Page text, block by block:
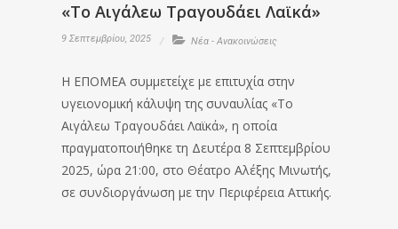
«Το Αιγάλεω Τραγουδάει Λαϊκά»
9 Σεπτεμβρίου, 2025 Νέα - Ανακοινώσεις
Η ΕΠΟΜΕΑ συμμετείχε με επιτυχία στην
υγειονομική κάλυψη της συναυλίας «Το
Αιγάλεω Τραγουδάει Λαϊκά», η οποία
πραγματοποιήθηκε τη Δευτέρα 8 Σεπτεμβρίου
2025, ώρα 21:00, στο Θέατρο Αλέξης Μινωτής,
σε συνδιοργάνωση με την Περιφέρεια Αττικής.